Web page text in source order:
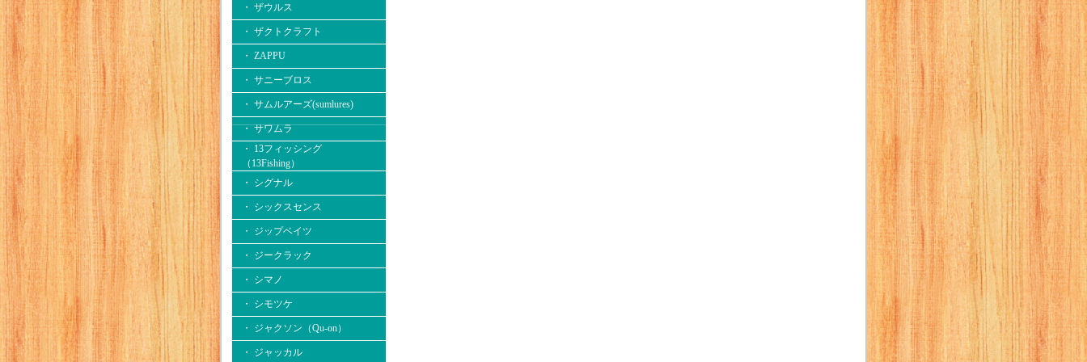
・ ザウルス
・ ザクトクラフト
・ ZAPPU
・ サニーブロス
・ サムルアーズ(sumlures)
・ サワムラ
・ 13フィッシング
（13Fishing）
・ シグナル
・ シックスセンス
・ ジップベイツ
・ ジークラック
・ シマノ
・ シモツケ
・ ジャクソン（Qu-on）
・ ジャッカル